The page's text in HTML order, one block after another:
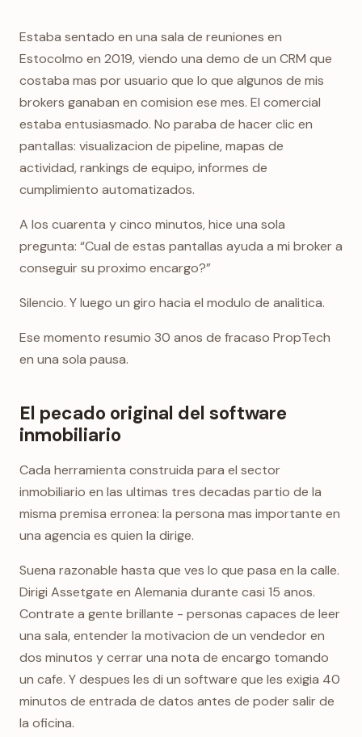
Estaba sentado en una sala de reuniones en
Estocolmo en 2019, viendo una demo de un CRM que
costaba mas por usuario que lo que algunos de mis
brokers ganaban en comision ese mes. El comercial
estaba entusiasmado. No paraba de hacer clic en
pantallas: visualizacion de pipeline, mapas de
actividad, rankings de equipo, informes de
cumplimiento automatizados.
A los cuarenta y cinco minutos, hice una sola
pregunta: “Cual de estas pantallas ayuda a mi broker a
conseguir su proximo encargo?”
Silencio. Y luego un giro hacia el modulo de analitica.
Ese momento resumio 30 anos de fracaso PropTech
en una sola pausa.
El pecado original del software
inmobiliario
Cada herramienta construida para el sector
inmobiliario en las ultimas tres decadas partio de la
misma premisa erronea: la persona mas importante en
una agencia es quien la dirige.
Suena razonable hasta que ves lo que pasa en la calle.
Dirigi Assetgate en Alemania durante casi 15 anos.
Contrate a gente brillante - personas capaces de leer
una sala, entender la motivacion de un vendedor en
dos minutos y cerrar una nota de encargo tomando
un cafe. Y despues les di un software que les exigia 40
minutos de entrada de datos antes de poder salir de
la oficina.